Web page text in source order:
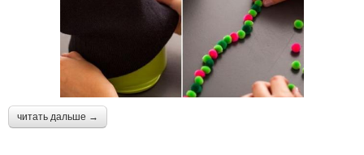
читать дальше →